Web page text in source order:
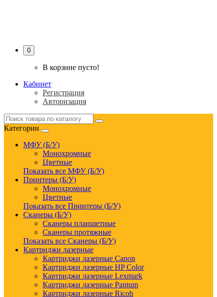
0
В корзине пусто!
Кабинет
Регистрация
Авторизация
Категории
МФУ (Б/У)
Монохромные
Цветные
Показать все МФУ (Б/У)
Принтеры (Б/У)
Монохромные
Цветные
Показать все Принтеры (Б/У)
Сканеры (Б/У)
Сканеры планшетные
Сканеры протяжные
Показать все Сканеры (Б/У)
Картриджи лазерные
Картриджи лазерные Canon
Картриджи лазерные HP Color
Картриджи лазерные Lexmark
Картриджи лазерные Pantum
Картриджи лазерные Ricoh